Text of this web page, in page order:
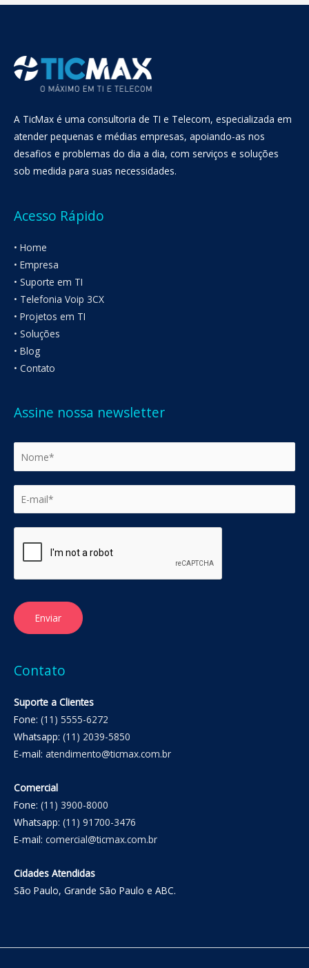
A TicMax é uma consultoria de TI e Telecom, especializada em
atender pequenas e médias empresas, apoiando-as nos
desafios e problemas do dia a dia, com serviços e soluções
sob medida para suas necessidades.
Acesso Rápido
• Home
• Empresa
• Suporte em TI
• Telefonia Voip 3CX
• Projetos em TI
• Soluções
• Blog
• Contato
Assine nossa newsletter
Enviar
Contato
Suporte a Clientes
Fone: (11) 5555-6272
Whatsapp: (11) 2039-5850
E-mail: atendimento@ticmax.com.br
Comercial
Fone: (11) 3900-8000
Whatsapp: (11) 91700-3476
E-mail: comercial@ticmax.com.br
Cidades Atendidas
São Paulo, Grande São Paulo e ABC.